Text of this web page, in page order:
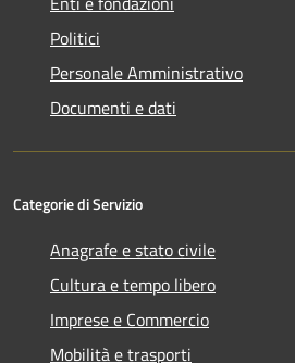
Politici
Personale Amministrativo
Documenti e dati
Categorie di Servizio
Anagrafe e stato civile
Cultura e tempo libero
Imprese e Commercio
Mobilità e trasporti